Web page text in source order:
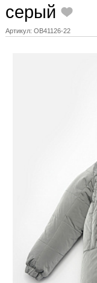
серый
Артикул: OB41126-22